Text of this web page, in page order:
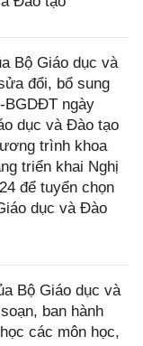
Bộ Giáo dục và
đổi, bổ sung
BGDĐT ngày
dục và Đào tạo
trình khoa
triển khai Nghị
để tuyển chọn
dục và Đào
Bộ Giáo dục và
ban hành
các môn học,